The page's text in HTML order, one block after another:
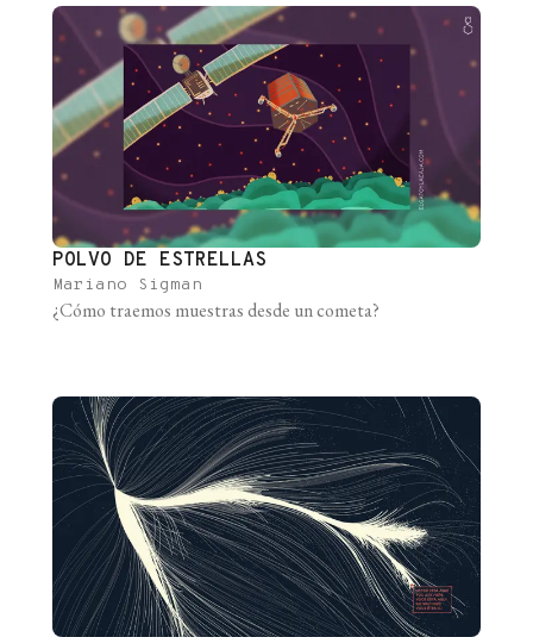
POLVO DE ESTRELLAS
Mariano Sigman
¿Cómo traemos muestras desde un cometa?